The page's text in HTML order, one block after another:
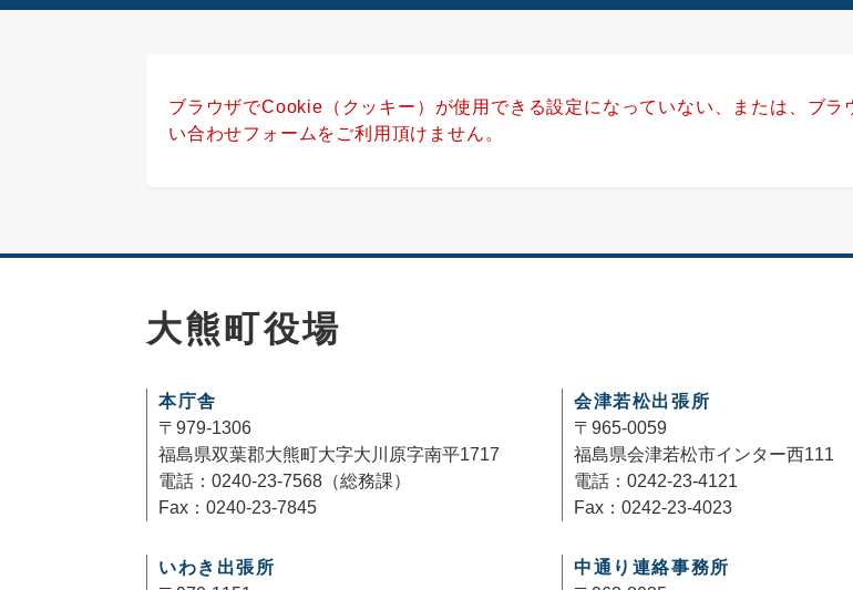
ブラウザでCookie（クッキー）が使用できる設定になっていない、または、ブ
い合わせフォームをご利用頂けません。
大熊町役場
本庁舎
〒979-1306
福島県双葉郡大熊町大字大川原字南平1717
電話：0240-23-7568（総務課）
Fax：0240-23-7845
会津若松出張所
〒965-0059
福島県会津若松市インター西111
電話：0242-23-4121
Fax：0242-23-4023
いわき出張所
中通り連絡事務所